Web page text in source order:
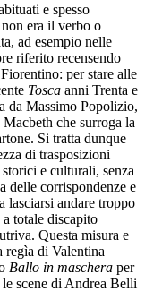
e spesso
non era il verbo o
ad esempio nelle
riferito recensendo
per stare alle
Tosca anni Trenta e
da Massimo Popolizio,
che surroga la
Si tratta dunque
di trasposizioni
e culturali, senza
delle corrispondenze e
lasciarsi andare troppo
a totale discapito
Questa misura e
regìa di Valentina
Ballo in maschera per
scene di Andrea Belli